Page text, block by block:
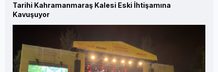
Tarihi Kahramanmaraş Kalesi Eski İhtişamına
Kavuşuyor